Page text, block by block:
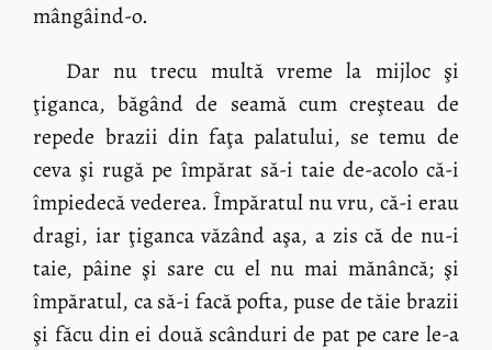
mângâind-o.
Dar nu trecu multă vreme la mijloc şi
ţiganca, băgând de seamă cum creşteau de
repede brazii din faţa palatului, se temu de
ceva şi rugă pe împărat să-i taie de-acolo că-i
împiedecă vederea. Împăratul nu vru, că-i erau
dragi, iar ţiganca văzând aşa, a zis că de nu-i
taie, pâine şi sare cu el nu mai mănâncă; şi
împăratul, ca să-i facă pofta, puse de tăie brazii
şi făcu din ei două scânduri de pat pe care le-a